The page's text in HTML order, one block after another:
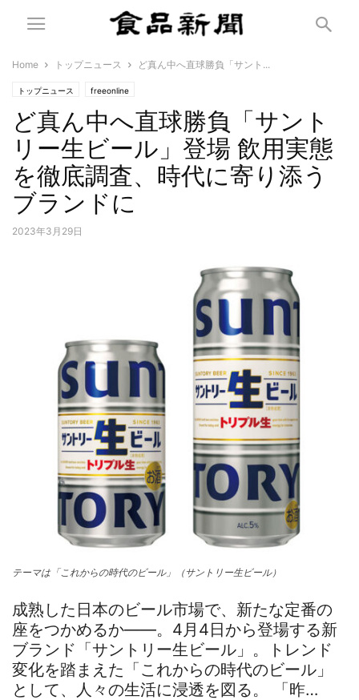
Home トップニュース ど真ん中へ直球勝負「サント...
トップニュース freeonline
ど真ん中へ直球勝負「サント
リー生ビール」登場 飲用実態
を徹底調査、時代に寄り添う
ブランドに
2023年3月29日
テーマは「これからの時代のビール」（サントリー生ビール）
成熟した日本のビール市場で、新たな定番の
座をつかめるか――。4月4日から登場する新
ブランド「サントリー生ビール」。トレンド
変化を踏まえた「これからの時代のビール」
として、人々の生活に浸透を図る。 「昨…